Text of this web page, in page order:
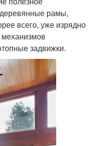
рамы,
всего, уже изрядно
механизмов
задвижки.